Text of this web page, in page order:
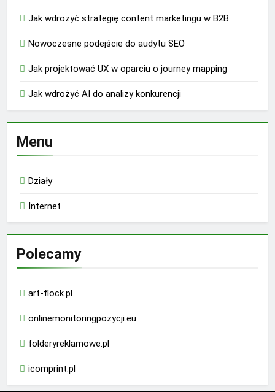
Jak wdrożyć strategię content marketingu w B2B
Nowoczesne podejście do audytu SEO
Jak projektować UX w oparciu o journey mapping
Jak wdrożyć AI do analizy konkurencji
Menu
Działy
Internet
Polecamy
art-flock.pl
onlinemonitoringpozycji.eu
folderyreklamowe.pl
icomprint.pl